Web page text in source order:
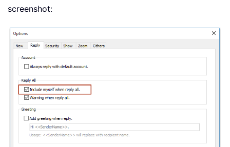
screenshot: